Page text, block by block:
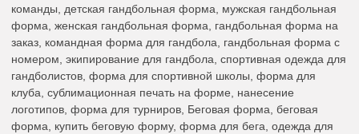
команды, детская гандбольная форма, мужская гандбольная
форма, женская гандбольная форма, гандбольная форма на
заказ, командная форма для гандбола, гандбольная форма с
номером, экипирование для гандбола, спортивная одежда для
гандболистов, форма для спортивной школы, форма для
клуба, сублимационная печать на форме, нанесение
логотипов, форма для турниров, Беговая форма, беговая
форма, купить беговую форму, форма для бега, одежда для